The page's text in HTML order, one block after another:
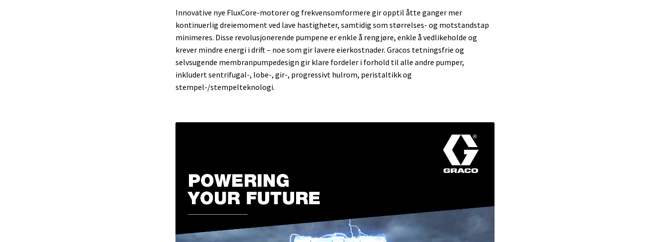
Innovative nye FluxCore-motorer og frekvensomformere gir opptil åtte ganger mer
kontinuerlig dreiemoment ved lave hastigheter, samtidig som størrelses- og motstandstap
minimeres. Disse revolusjonerende pumpene er enkle å rengjøre, enkle å vedlikeholde og
krever mindre energi i drift – noe som gir lavere eierkostnader. Gracos tetningsfrie og
selvsugende membranpumpedesign gir klare fordeler i forhold til alle andre pumper,
inkludert sentrifugal-, lobe-, gir-, progressivt hulrom, peristaltikk og
stempel-/stempelteknologi.